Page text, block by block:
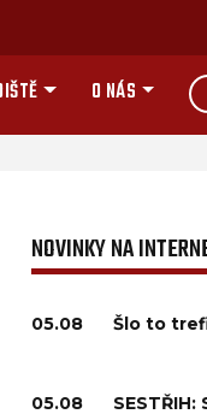
O NÁS
NOVINKY NA
05.08 Šlo to
05.08